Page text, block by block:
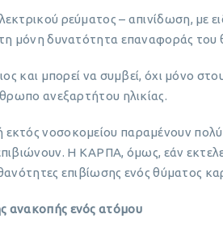
ρεύματος – απινίδωση, με
μόνη δυνατότητα επαναφοράς
και μπορεί να συμβεί, όχι μόνο
ανεξαρτήτου ηλικίας.
νοσοκομείου παραμένουν
Η ΚΑΡΠΑ, όμως, εάν
επιβίωσης ενός θύματος
ανακοπής ενός ατόμου